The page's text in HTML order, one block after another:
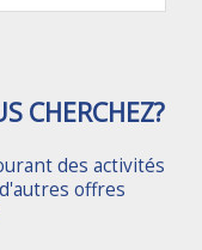
CHERCHEZ?
des activités
offres